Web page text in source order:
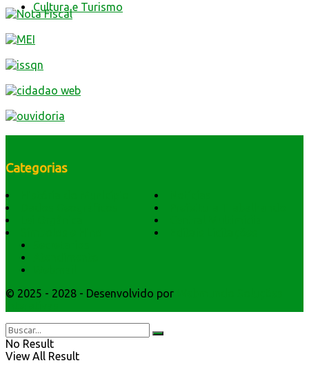
Cultura e Turismo
Categorias
© 2025 - 2028 - Desenvolvido por
No Result
View All Result